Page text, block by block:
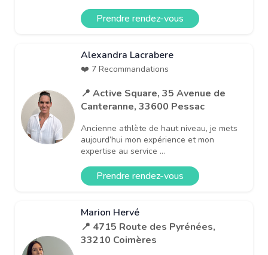
Prendre rendez-vous
Alexandra Lacrabere
❤️ 7 Recommandations
📍 Active Square, 35 Avenue de
Canteranne, 33600 Pessac
Ancienne athlète de haut niveau, je mets
aujourd’hui mon expérience et mon
expertise au service ...
Prendre rendez-vous
Marion Hervé
📍 4715 Route des Pyrénées,
33210 Coimères